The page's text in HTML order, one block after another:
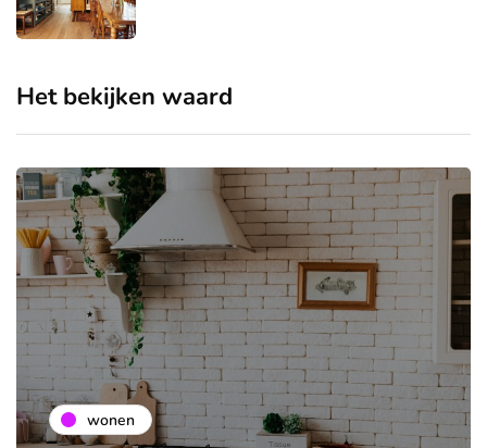
Het bekijken waard
wonen